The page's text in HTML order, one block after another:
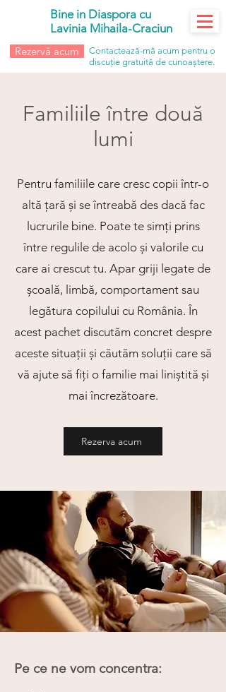
Bine in Diaspora cu
Lavinia Mihaila-Craciun
Rezervă acum
Contactează-mă acum pentru o
discuție gratuită de cunoaștere.
Familiile între două
lumi
Pentru familiile care cresc copii într-o
altă țară și se întreabă des dacă fac
lucrurile bine. Poate te simți prins
între regulile de acolo și valorile cu
care ai crescut tu. Apar griji legate de
școală, limbă, comportament sau
legătura copilului cu România. În
acest pachet discutăm concret despre
aceste situații și căutăm soluții care să
vă ajute să fiți o familie mai liniștită și
mai încrezătoare.
Rezerva acum
Pe ce ne vom concentra: